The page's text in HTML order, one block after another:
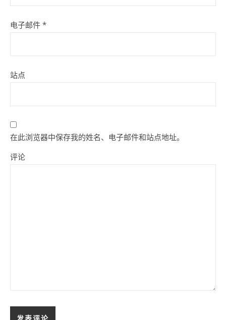
电子邮件 *
站点
在此浏览器中保存我的姓名、电子邮件和站点地址。
评论